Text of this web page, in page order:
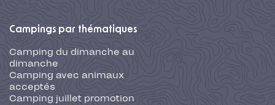
Campings par thématiques
Camping du dimanche au
dimanche
Camping avec animaux
acceptés
Camping juillet promotion